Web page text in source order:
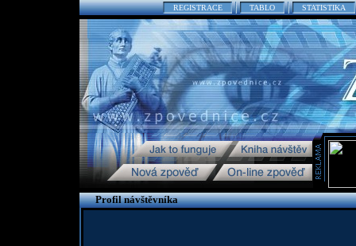
REGISTRACE TABLO STATISTIKA
Profil návštěvníka